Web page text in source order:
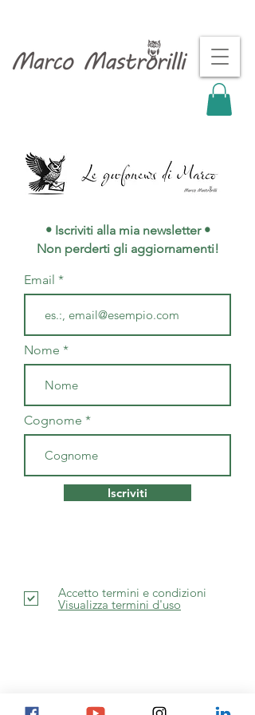
• Iscriviti alla mia newsletter •
Non perderti gli aggiornamenti!
Email
Nome
Cognome
Iscriviti
Accetto termini e condizioni
Visualizza termini d'uso